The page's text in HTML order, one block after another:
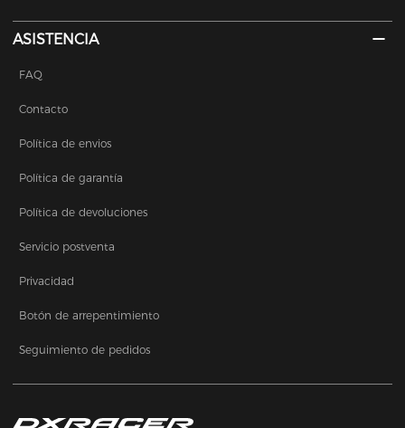
ASISTENCIA
FAQ
Contacto
Política de envios
Política de garantía
Política de devoluciones
Servicio postventa
Privacidad
Botón de arrepentimiento
Seguimiento de pedidos